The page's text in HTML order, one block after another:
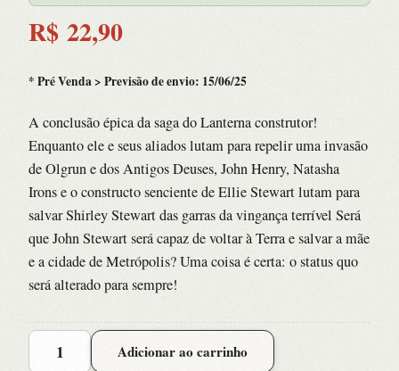
R$ 22,90
* Pré Venda > Previsão de envio: 15/06/25
A conclusão épica da saga do Lanterna construtor!
Enquanto ele e seus aliados lutam para repelir uma invasão
de Olgrun e dos Antigos Deuses, John Henry, Natasha
Irons e o constructo senciente de Ellie Stewart lutam para
salvar Shirley Stewart das garras da vingança terrível Será
que John Stewart será capaz de voltar à Terra e salvar a mãe
e a cidade de Metrópolis? Uma coisa é certa: o status quo
será alterado para sempre!
Lanterna
Verde
Adicionar ao carrinho